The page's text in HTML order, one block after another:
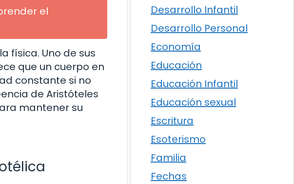
el
física. Uno de sus
que un cuerpo en
constante si no
de Aristóteles
mantener su
Desarrollo Infantil
Desarrollo Personal
Economía
Educación
Educación Infantil
Educación sexual
Escritura
Esoterismo
Familia
Fechas